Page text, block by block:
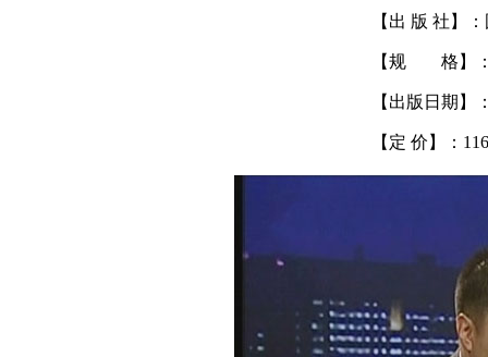
【出 版 社】
【规 格】：
【出版日期】
【定 价】：